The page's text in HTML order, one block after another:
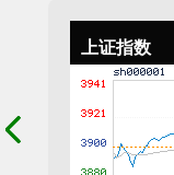
上证指数